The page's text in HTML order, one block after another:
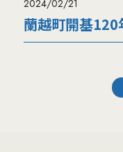
2024/02/21
蘭越町開基120